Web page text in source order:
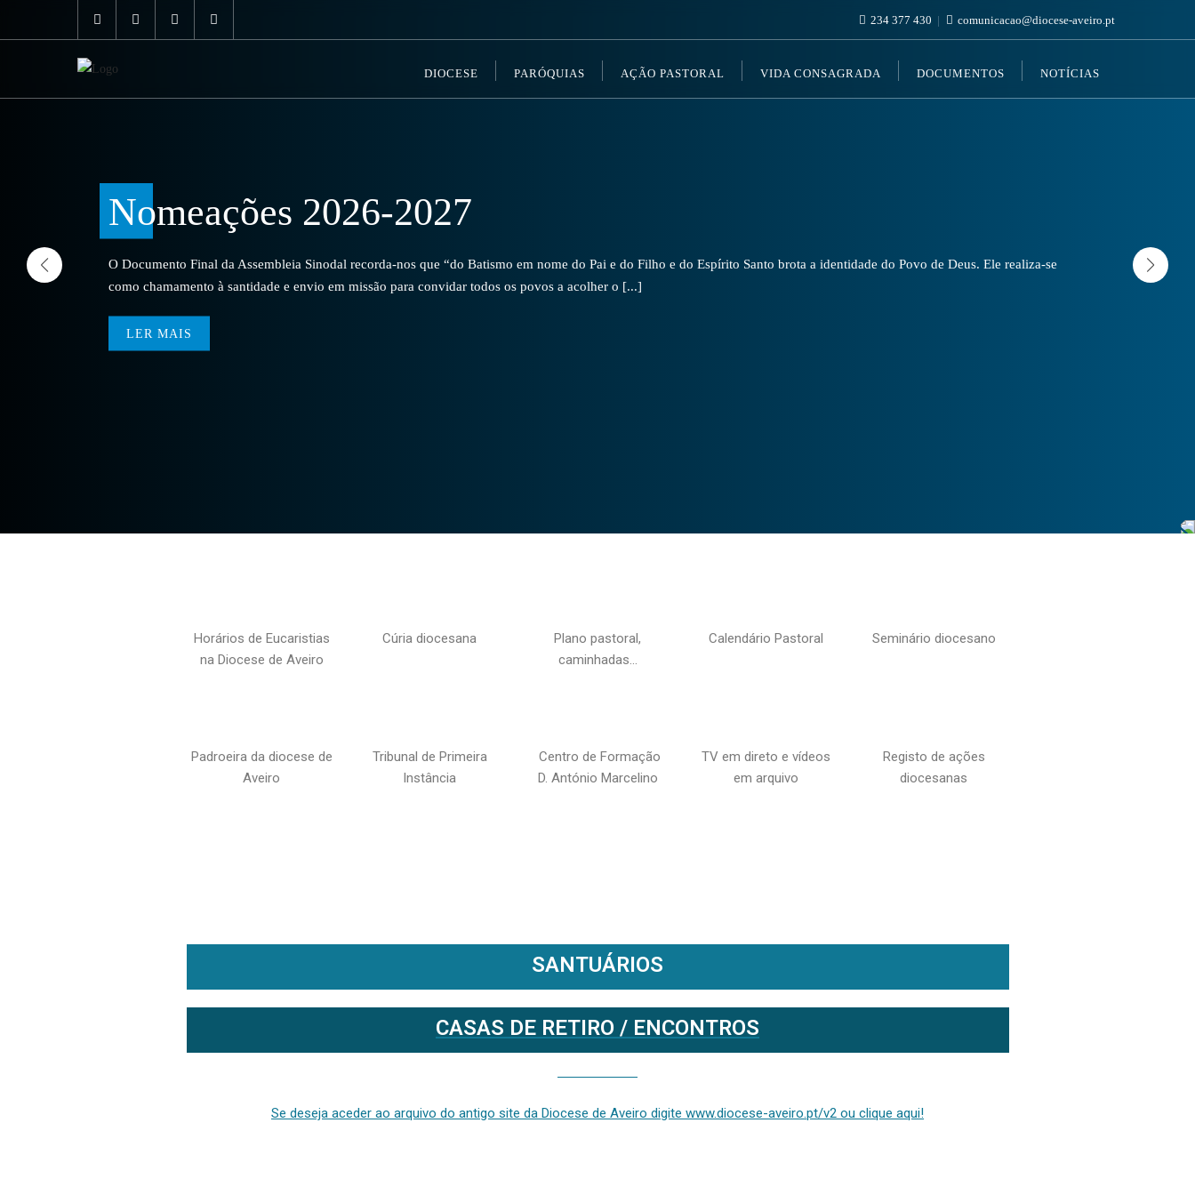
234 377 430 comunicacao@diocese-aveiro.pt
DIOCESE PARÓQUIAS AÇÃO PASTORAL VIDA CONSAGRADA DOCUMENTOS NOTÍCIAS
Nomeações 2026-2027
O Documento Final da Assembleia Sinodal recorda-nos que “do Batismo em nome do Pai e do Filho e do Espírito Santo brota a identidade do Povo de Deus. Ele realiza-se
como chamamento à santidade e envio em missão para convidar todos os povos a acolher o [...]
LER MAIS
Horários de Eucaristias
na Diocese de Aveiro
Cúria diocesana
Plano pastoral,
caminhadas…
Calendário Pastoral Seminário diocesano
Padroeira da diocese de
Aveiro
Tribunal de Primeira
Instância
Centro de Formação
D. António Marcelino
TV em direto e vídeos
em arquivo
Registo de ações
diocesanas
SANTUÁRIOS
CASAS DE RETIRO / ENCONTROS
Se deseja aceder ao arquivo do antigo site da Diocese de Aveiro digite www.diocese-aveiro.pt/v2 ou clique aqui!